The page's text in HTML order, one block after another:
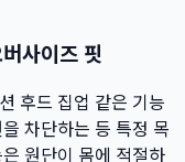
사이즈 핏
후드 집업 같은 기능
차단하는 등 특정 목
원단이 몸에 적절하